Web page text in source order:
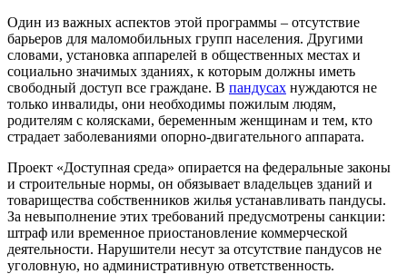
Один из важных аспектов этой программы – отсутствие
барьеров для маломобильных групп населения. Другими
словами, установка аппарелей в общественных местах и
социально значимых зданиях, к которым должны иметь
свободный доступ все граждане. В пандусах нуждаются не
только инвалиды, они необходимы пожилым людям,
родителям с колясками, беременным женщинам и тем, кто
страдает заболеваниями опорно-двигательного аппарата.
Проект «Доступная среда» опирается на федеральные законы
и строительные нормы, он обязывает владельцев зданий и
товарищества собственников жилья устанавливать пандусы.
За невыполнение этих требований предусмотрены санкции:
штраф или временное приостановление коммерческой
деятельности. Нарушители несут за отсутствие пандусов не
уголовную, но административную ответственность.